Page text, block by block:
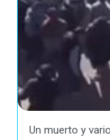
Un muerto y